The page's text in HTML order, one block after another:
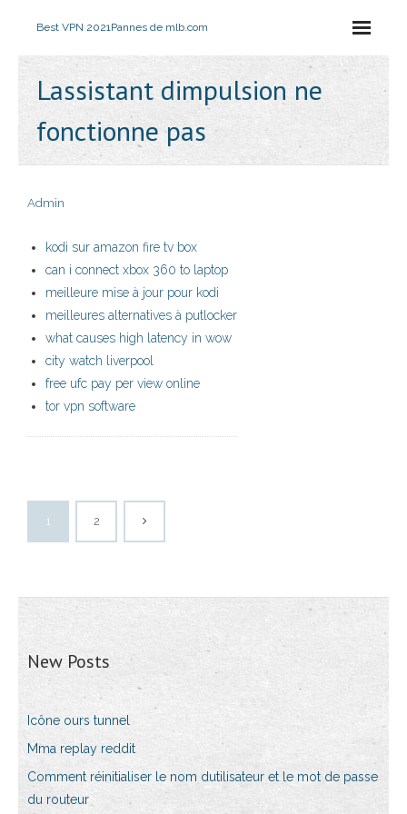
Best VPN 2021Pannes de mlb.com
Lassistant dimpulsion ne
fonctionne pas
Admin
kodi sur amazon fire tv box
can i connect xbox 360 to laptop
meilleure mise à jour pour kodi
meilleures alternatives à putlocker
what causes high latency in wow
city watch liverpool
free ufc pay per view online
tor vpn software
1 2
New Posts
Icône ours tunnel
Mma replay reddit
Comment réinitialiser le nom dutilisateur et le mot de passe
du routeur